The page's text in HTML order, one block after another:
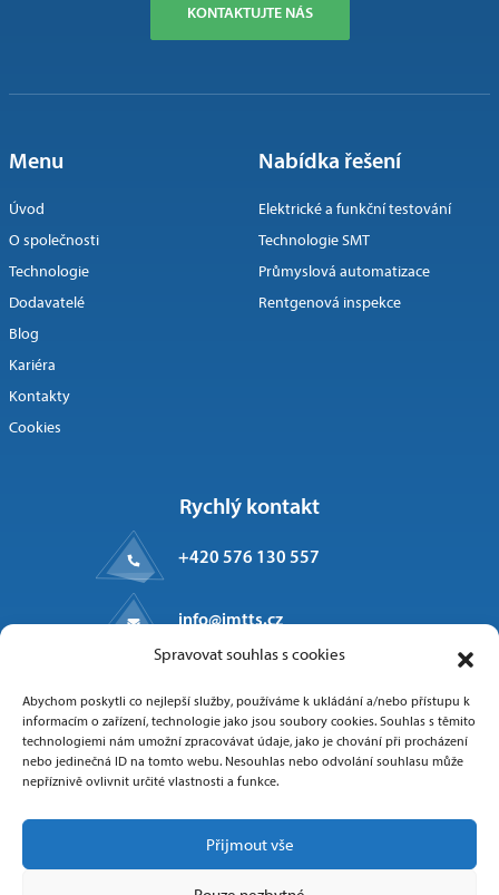
Spravovat souhlas s cookies
Abychom poskytli co nejlepší služby, používáme k ukládání a/nebo přístupu k
informacím o zařízení, technologie jako jsou soubory cookies. Souhlas s těmito
technologiemi nám umožní zpracovávat údaje, jako je chování při procházení
nebo jedinečná ID na tomto webu. Nesouhlas nebo odvolání souhlasu může
nepříznivě ovlivnit určité vlastnosti a funkce.
Přijmout vše
KONTAKTUJTE NÁS
Menu
Úvod
O společnosti
Technologie
Dodavatelé
Blog
Kariéra
Kontakty
Cookies
Nabídka řešení
Elektrické a funkční testování
Technologie SMT
Průmyslová automatizace
Rentgenová inspekce
Rychlý kontakt
+420 576 130 557
info@imtts.cz
Valašské Meziříčí, 757 01
Sledujte nás